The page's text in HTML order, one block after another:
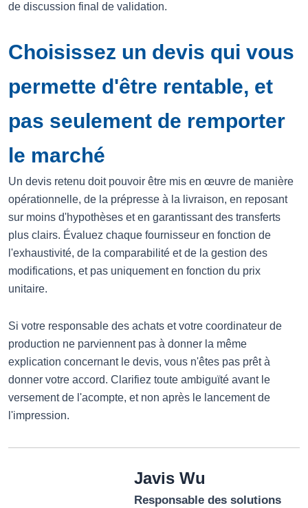
de discussion final de validation.
Choisissez un devis qui vous
permette d'être rentable, et
pas seulement de remporter
le marché
Un devis retenu doit pouvoir être mis en œuvre de manière
opérationnelle, de la prépresse à la livraison, en reposant
sur moins d'hypothèses et en garantissant des transferts
plus clairs. Évaluez chaque fournisseur en fonction de
l'exhaustivité, de la comparabilité et de la gestion des
modifications, et pas uniquement en fonction du prix
unitaire.
Si votre responsable des achats et votre coordinateur de
production ne parviennent pas à donner la même
explication concernant le devis, vous n'êtes pas prêt à
donner votre accord. Clarifiez toute ambiguïté avant le
versement de l'acompte, et non après le lancement de
l'impression.
Javis Wu
Responsable des solutions